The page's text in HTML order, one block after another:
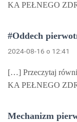
KA PEŁNEGO
#Oddech
2024-08-16 o 12:41
[…] Przeczytaj
KA PEŁNEGO
Mechanizm